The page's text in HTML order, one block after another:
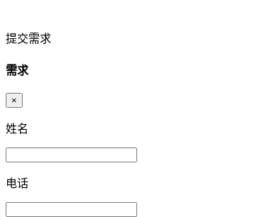
提交需求
需求
×
姓名
电话